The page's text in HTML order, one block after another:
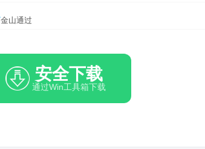
金山通过
安全下载
通过Win工具箱下载